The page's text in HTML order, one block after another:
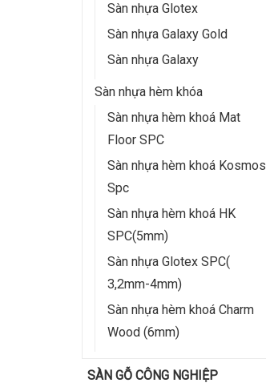
Sàn nhựa Glotex
Sàn nhựa Galaxy Gold
Sàn nhựa Galaxy
Sàn nhựa hèm khóa
Sàn nhựa hèm khoá Mat
Floor SPC
Sàn nhựa hèm khoá Kosmos
Spc
Sàn nhựa hèm khoá HK
SPC(5mm)
Sàn nhựa Glotex SPC(
3,2mm-4mm)
Sàn nhựa hèm khoá Charm
Wood (6mm)
SÀN GỖ CÔNG NGHIỆP